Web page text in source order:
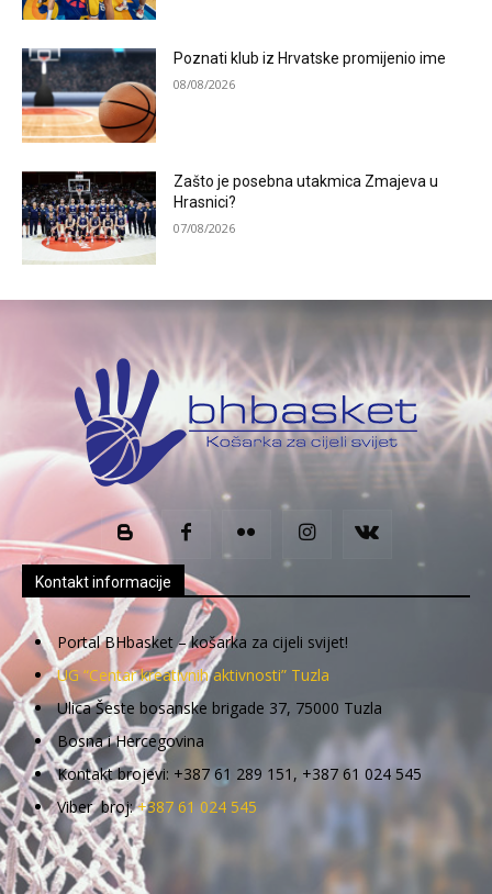
Poznati klub iz Hrvatske promijenio ime
08/08/2026
Zašto je posebna utakmica Zmajeva u
Hrasnici?
07/08/2026
Kontakt informacije
Portal BHbasket – košarka za cijeli svijet!
UG “Centar kreativnih aktivnosti” Tuzla
Ulica Šeste bosanske brigade 37, 75000 Tuzla
Bosna i Hercegovina
Kontakt brojevi: +387 61 289 151, +387 61 024 545
Viber broj:+387 61 024 545